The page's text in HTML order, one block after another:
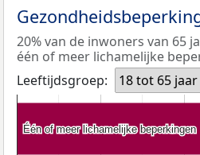
20% van de inwoners van 65
één of meer lichamelijke
Leeftijdsgroep:
18 tot 65 jaar
Één of meer lichamelijke beperkingen
Één of meer lichamelijke beperkingen